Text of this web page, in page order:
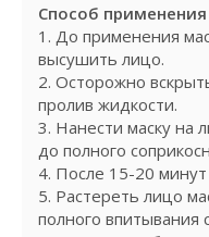
Способ применения
1. До применения
высушить лицо.
2. Осторожно
пролив жидкости.
3. Нанести маску на
до полного
4. После 15-20
5. Растереть лицо
полного впитывания